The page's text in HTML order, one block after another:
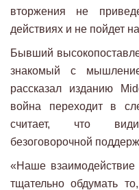
вторжения не
действиях и не пойдет
Бывший
знакомый с
рассказал изданию
война переходит в
считает, что
безоговорочной
«Наше взаимодействие
тщательно обдумать